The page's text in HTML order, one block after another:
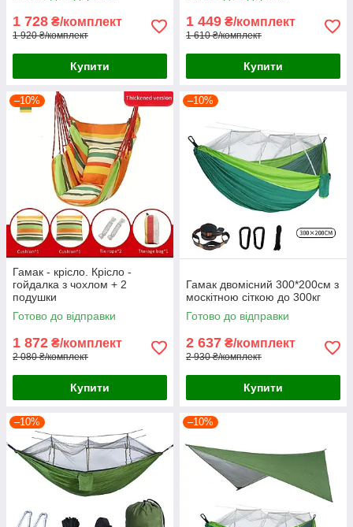
1 728 ₴/комплект
1 920 ₴/комплект
Купити
1 449 ₴/комплект
1 610 ₴/комплект
Купити
–10%
Гамак - крісло. Крісло -
гойдалка з чохлом + 2
подушки
Готово до відправки
1 872 ₴/комплект
2 080 ₴/комплект
Купити
–10%
Гамак двомісний 300*200см з
москітною сіткою до 300кг
Готово до відправки
2 637 ₴/комплект
2 930 ₴/комплект
Купити
–10% –10%